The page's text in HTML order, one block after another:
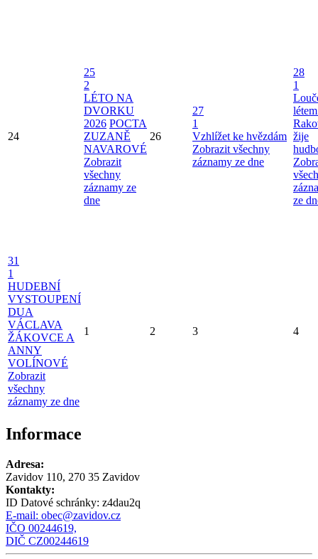
24
25
2
LÉTO NA
DVORKU
2026 POCTA
ZUZANĚ
NAVAROVÉ
Zobrazit
všechny
záznamy ze
dne
26
27
1
Vzhlížet ke hvězdám
Zobrazit všechny
záznamy ze dne
28
1
žije
ze
31
1
HUDEBNÍ
VYSTOUPENÍ
DUA
VÁCLAVA
ŽÁKOVCE A
ANNY
VOLÍNOVÉ
Zobrazit
všechny
záznamy ze dne
1 2 3 4
Informace
Adresa:
Zavidov 110, 270 35 Zavidov
Kontakty:
ID Datové schránky: z4dau2q
E-mail: obec@zavidov.cz
IČO 00244619,
DIČ CZ00244619